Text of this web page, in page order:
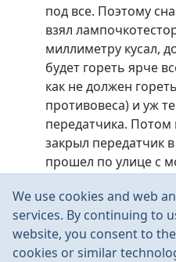
под все. Поэтому
взял
миллиметру кусал,
будет гореть ярче
как не должен
противовеса) и уж
передатчика. Потом
закрыл передатчик
прошел по улице с
больше метров на
естественно, потому
резонанс появился (
греется конечно. Но
We use cookies and web
services. By continuing to
website, you consent to
cookies or similar